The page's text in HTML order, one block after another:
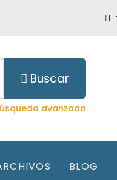
Buscar
avanzada
BLOG